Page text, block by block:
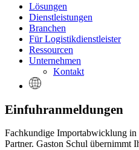
Lösungen
Dienstleistungen
Branchen
Für Logistikdienstleister
Ressourcen
Unternehmen
Kontakt
Einfuhranmeldungen
Fachkundige Importabwicklung in
Partner. Gaston Schul übernimmt